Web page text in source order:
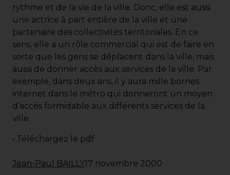
rythme et de la vie de la ville. Donc, elle est aussi
une actrice à part entière de la ville et une
partenaire des collectivités territoriales. En ce
sens, elle a un rôle commercial qui est de faire en
sorte que les gens se déplacent dans la ville, mais
aussi de donner accès aux services de la ville. Par
exemple, dans deux ans, il y aura mille bornes
internet dans le métro qui donneront un moyen
d’accès formidable aux différents services de la
ville.
• Téléchargez le pdf
Jean-Paul BAILLY17 novembre 2000